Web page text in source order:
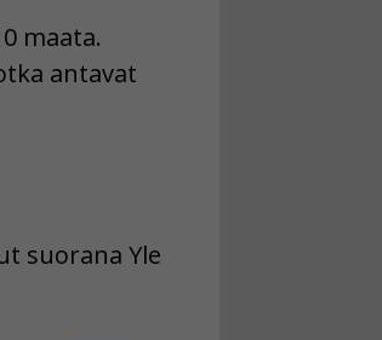
maata.
antavat
suorana Yle